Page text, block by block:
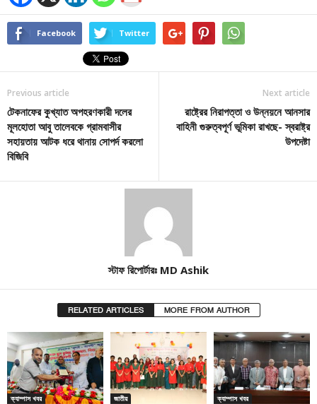
Facebook Twitter
Previous article
টেকনাফের কুখ্যাত অপহরণকারী দলের
মূলহোতা আবু তালেবকে গ্রামবাসীর
সহায়তায় আটক ধরে থানায় সোপর্দ করলো
বিজিবি
Next article
রাষ্ট্রের নিরাপত্তা ও উন্নয়নে আনসার
বাহিনী গুরুত্বপূর্ণ ভূমিকা রাখছে- স্বরাষ্ট্র
উপদেষ্টা
স্টাফ রিপোর্টারঃ MD Ashik
RELATED ARTICLES MORE FROM AUTHOR
ক্যাম্পাস খবর জাতীয় ক্যাম্পাস খবর